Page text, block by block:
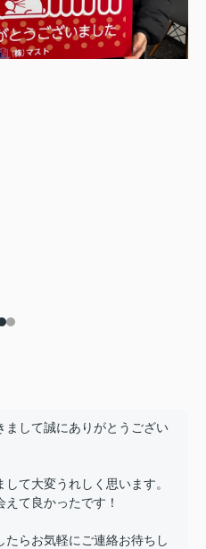
まして誠にありがとうござい
て大変うれしく思います。
て良かったです！
たらお気軽にご連絡お待ちし